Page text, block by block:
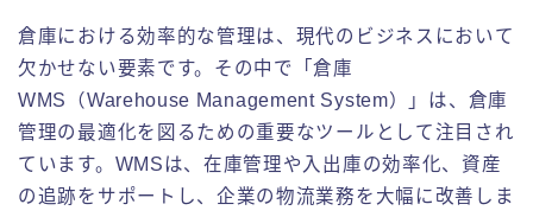
倉庫業務の実務紹介
フォークリフトの実務紹介
お問い合わせ
倉庫における効率的な管理は、現代のビジネスにおいて
欠かせない要素です。その中で「倉庫
WMS（Warehouse Management System）」は、倉庫
管理の最適化を図るための重要なツールとして注目され
ています。WMSは、在庫管理や入出庫の効率化、資産
の追跡をサポートし、企業の物流業務を大幅に改善しま